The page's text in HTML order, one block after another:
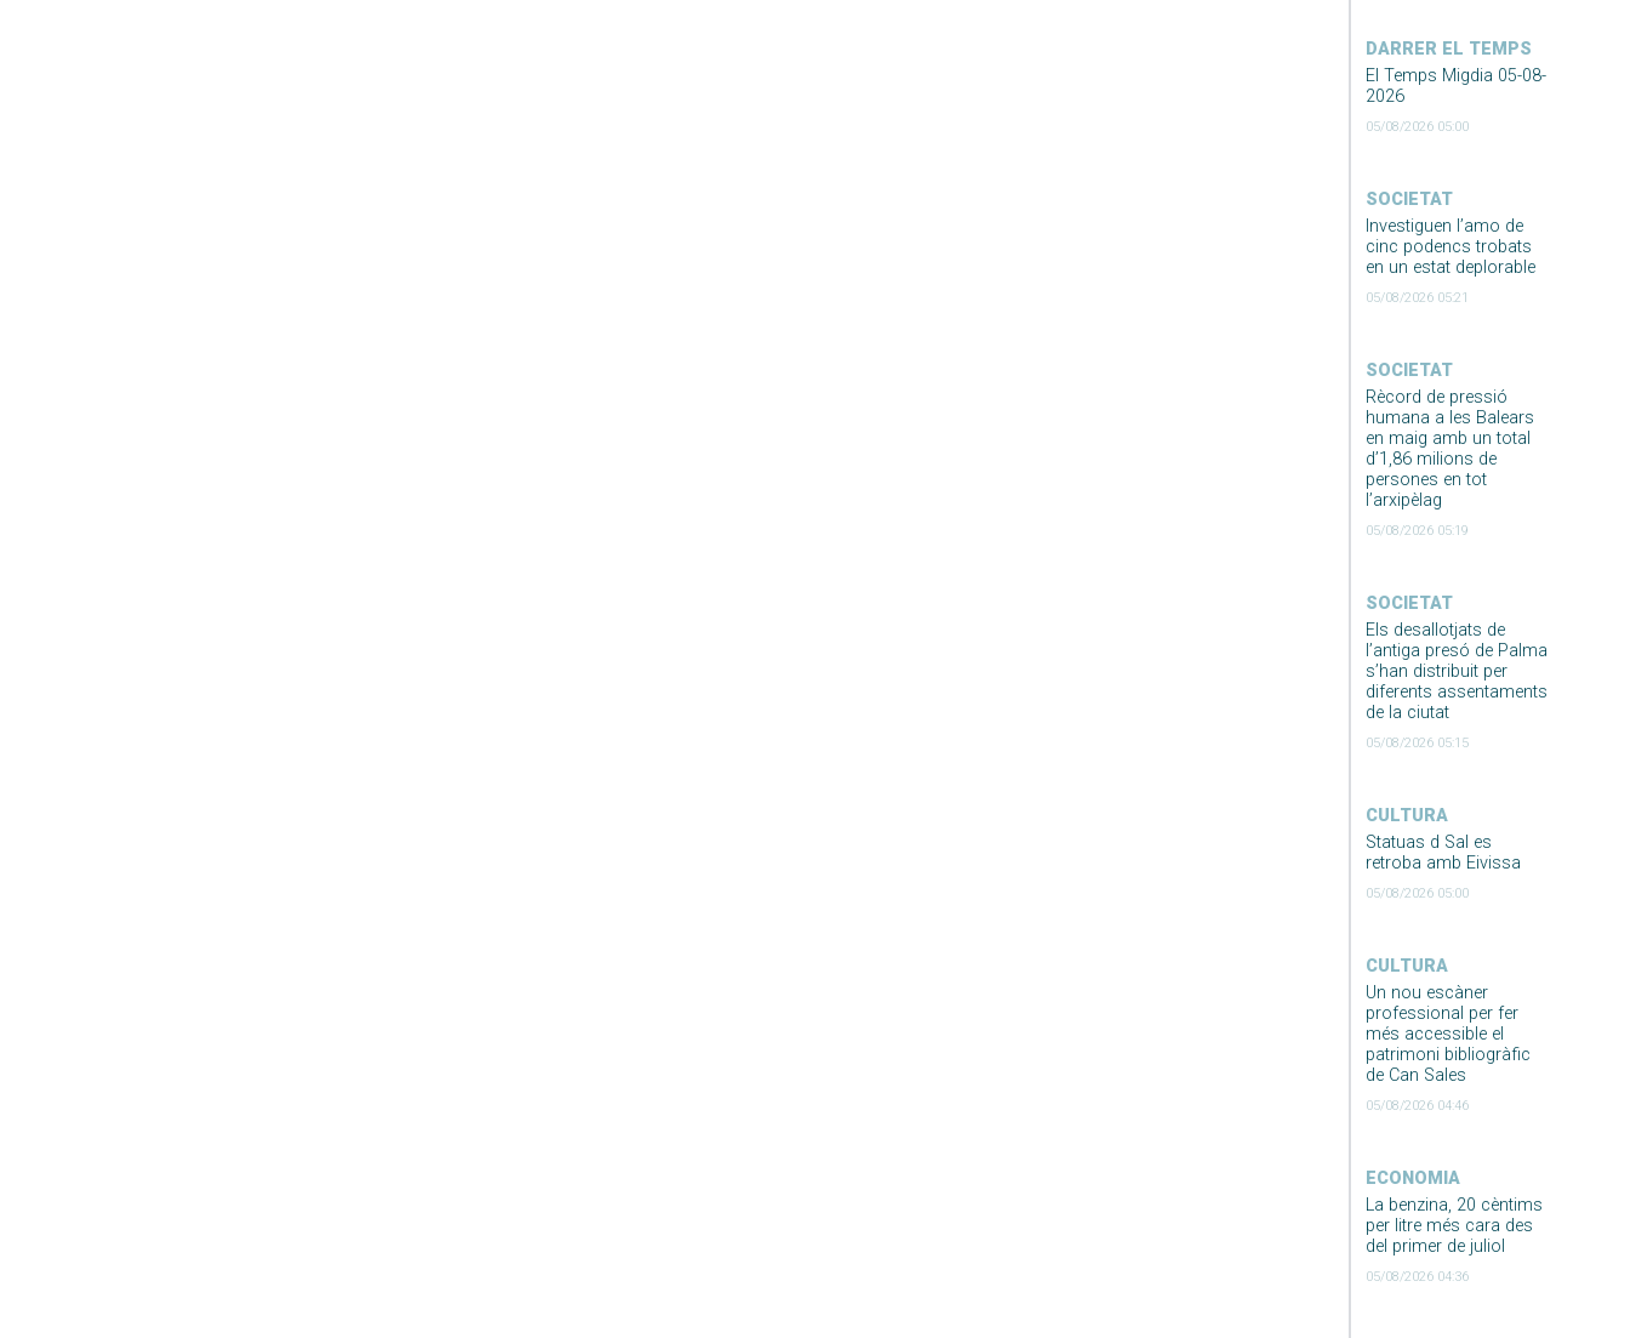
DARRER EL TEMPS
El Temps Migdia 05-08-
2026
05/08/2026 05:00
SOCIETAT
Investiguen l’amo de
cinc podencs trobats
en un estat deplorable
05/08/2026 05:21
SOCIETAT
Rècord de pressió
humana a les Balears
en maig amb un total
d’1,86 milions de
persones en tot
l’arxipèlag
05/08/2026 05:19
SOCIETAT
Els desallotjats de
l’antiga presó de Palma
s’han distribuit per
diferents assentaments
de la ciutat
05/08/2026 05:15
CULTURA
Statuas d Sal es
retroba amb Eivissa
05/08/2026 05:00
CULTURA
Un nou escàner
professional per fer
més accessible el
patrimoni bibliogràfic
de Can Sales
05/08/2026 04:46
ECONOMIA
La benzina, 20 cèntims
per litre més cara des
del primer de juliol
05/08/2026 04:36